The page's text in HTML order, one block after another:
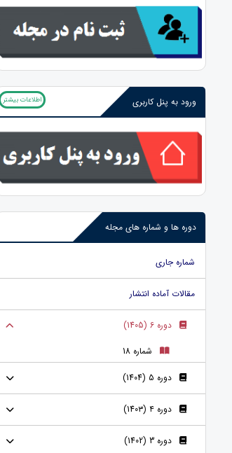
ورود به پنل کاربری اطلاعات بیشتر
دوره ها و شماره های مجله
شماره جاری
مقالات آماده انتشار
دوره 6 (1405)
شماره 18
دوره 5 (1404)
دوره ۴ (140۳)
دوره 3 (1402)